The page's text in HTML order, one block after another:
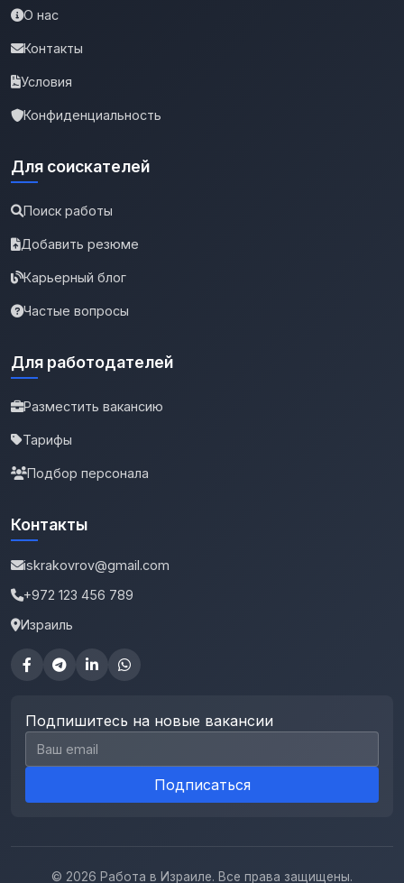
О нас
Контакты
Условия
Конфиденциальность
Для соискателей
Поиск работы
Добавить резюме
Карьерный блог
Частые вопросы
Для работодателей
Разместить вакансию
Тарифы
Подбор персонала
Контакты
iskrakovrov@gmail.com
+972 123 456 789
Израиль
Подпишитесь на новые вакансии
Email для подписки
Подписаться
© 2026 Работа в Израиле. Все права защищены.